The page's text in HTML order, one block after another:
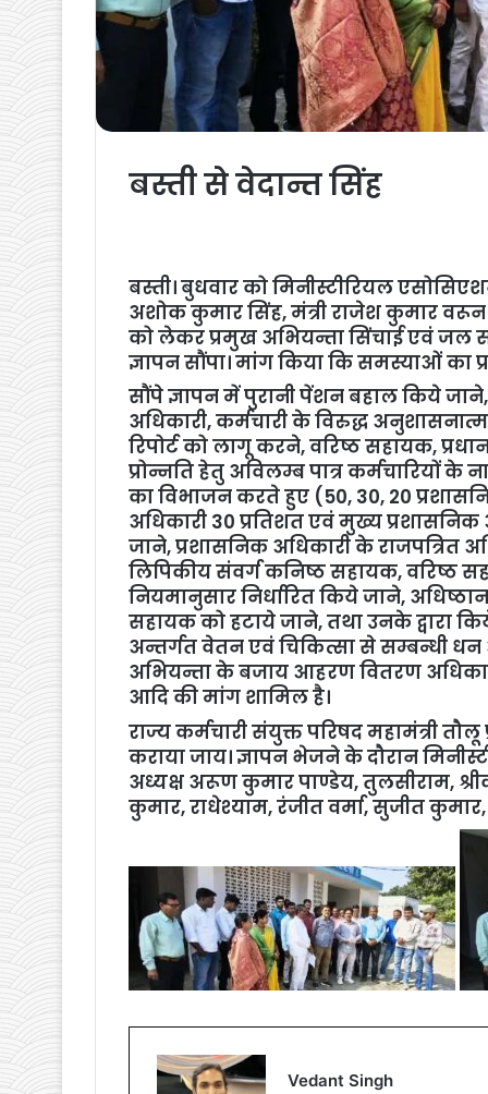
बस्ती से वेदान्त सिंह
बस्ती। बुधवार को मिनीस्टीरियल
अशोक कुमार सिंह, मंत्री राजेश कुमार वरून
को लेकर प्रमुख अभियन्ता सिंचाई एवं जल
ज्ञापन सौंपा। मांग किया कि समस्याओं का
सौंपे ज्ञापन में पुरानी पेंशन बहाल किये
अधिकारी, कर्मचारी के विरुद्ध
रिपोर्ट को लागू करने, वरिष्ठ सहायक,
प्रोन्नति हेतु अविलम्ब पात्र कर्मचारियों
का विभाजन करते हुए (50, 30, 20
अधिकारी 30 प्रतिशत एवं मुख्य
जाने, प्रशासनिक अधिकारी के राजपत्रित
लिपिकीय संवर्ग कनिष्ठ सहायक, वरिष्ठ
नियमानुसार निर्धारित किये जाने,
सहायक को हटाये जाने, तथा उनके द्वारा
अन्तर्गत वेतन एवं चिकित्सा से सम्बन्धी
अभियन्ता के बजाय आहरण वितरण
आदि की मांग शामिल है।
राज्य कर्मचारी संयुक्त परिषद महामंत्री
कराया जाय। ज्ञापन भेजने के दौरान
अध्यक्ष अरूण कुमार पाण्डेय, तुलसीराम,
कुमार, राधेश्याम, रंजीत वर्मा, सुजीत
Vedant Singh